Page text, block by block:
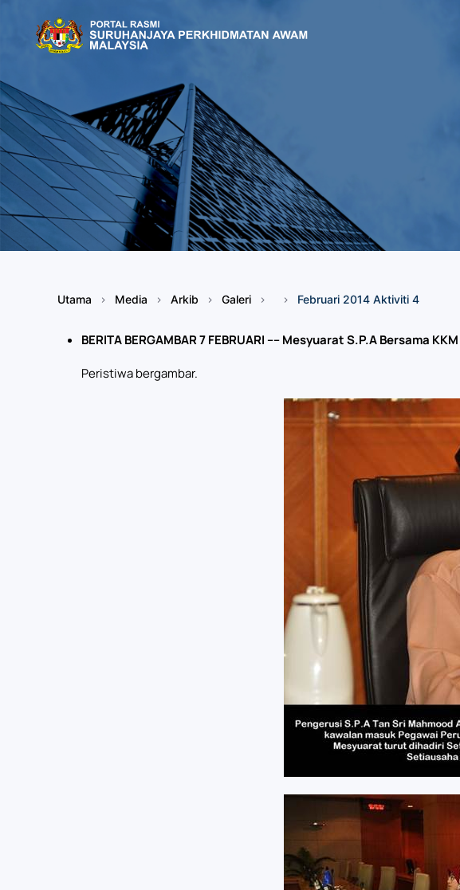
Skip to main content
Utama Media Arkib Galeri Februari 2014 Aktiviti 4
BERITA BERGAMBAR 7 FEBRUARI ---- Mesyuarat S.P.A Bersama KKM
Peristiwa bergambar.